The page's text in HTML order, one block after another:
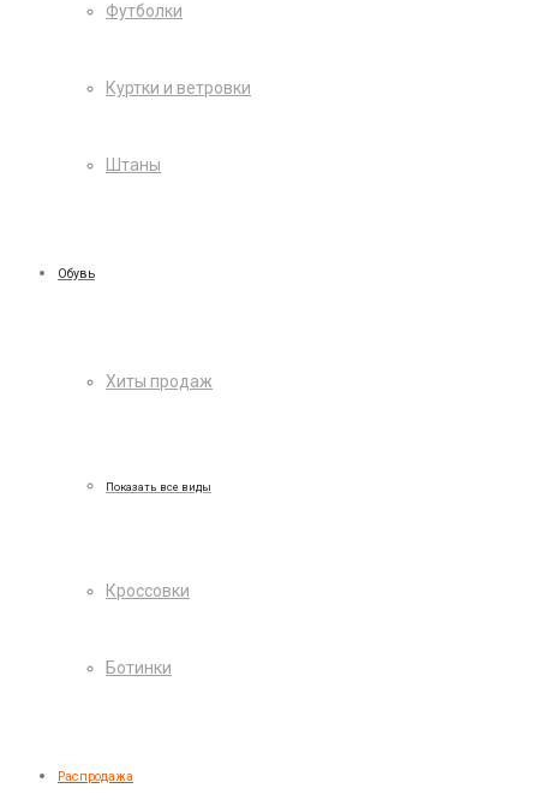
Футболки
Куртки и ветровки
Штаны
Обувь
Хиты продаж
Показать все виды
Кроссовки
Ботинки
Распродажа